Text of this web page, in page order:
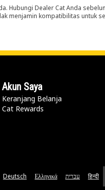
Hubungi Dealer Cat Anda
menjamin kompatibilitas untuk
Akun Saya
Keranjang Belanja
Cat Rewards
Deutsch Ελληνικά עברית हिन्दी